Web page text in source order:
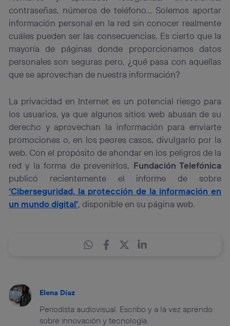
contraseñas, números de teléfono… Solemos aportar
información personal en la red sin conocer realmente
cuáles pueden ser las consecuencias. Es cierto que la
mayoría de páginas donde proporcionamos datos
personales son seguras pero, ¿qué pasa con aquellas
que se aprovechan de nuestra información?
La privacidad en Internet es un potencial riesgo para
los usuarios, ya que algunos sitios web abusan de su
derecho y aprovechan la información para enviarte
promociones o, en los peores casos, divulgarlo por la
web. Con el propósito de ahondar en los peligros de la
red y la forma de prevenirlos, Fundación Telefónica
publicó recientemente el informe de sobre
‘Ciberseguridad, la protección de la información en
un mundo digital’, disponible en su página web.
Elena Díaz
Periodista audiovisual. Escribo y a la vez aprendo
sobre innovación y tecnología.